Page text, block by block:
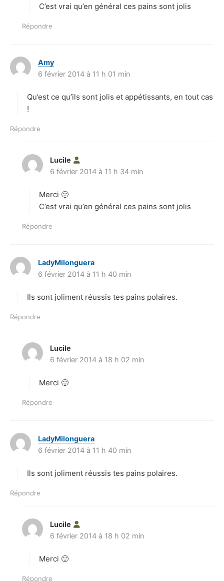
C’est vrai qu’en général ces pains sont jolis
Répondre
Amy
i
6 février 2014 à 11 h 01 min
Qu’est ce qu’ils sont jolis et appétissants, en tout cas
!
Répondre
Lucile
i
:
6 février 2014 à 11 h 34 min
Merci 🙂
C’est vrai qu’en général ces pains sont jolis
Répondre
LadyMilonguera
i
6 février 2014 à 11 h 40 min
Ils sont joliment réussis tes pains polaires.
Répondre
Lucile
i
6 février 2014 à 18 h 02 min
Merci 🙂
Répondre
LadyMilonguera
i
6 février 2014 à 11 h 40 min
Ils sont joliment réussis tes pains polaires.
Répondre
Lucile
i
6 février 2014 à 18 h 02 min
Merci 🙂
Répondre